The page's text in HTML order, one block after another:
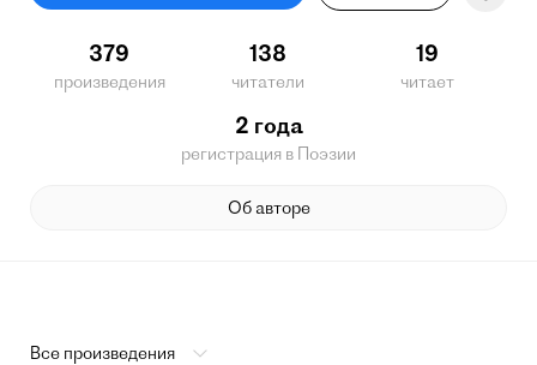
379
произведения
138
читатели
19
читает
2 года
регистрация в Поэзии
Об авторе
Все произведения